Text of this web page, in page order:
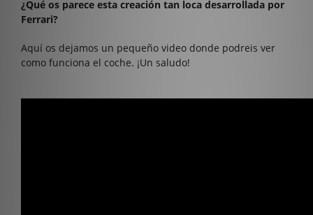
¿Qué os parece esta creación tan loca desarrollada por
Ferrari?
Aquí os dejamos un pequeño video donde podreis ver
como funciona el coche. ¡Un saludo!